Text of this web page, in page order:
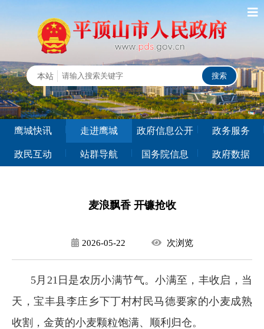
鹰城快讯 走进鹰城 政府信息公开 政务服务
政民互动 站群导航 国务院信息 政府数据
麦浪飘香 开镰抢收
2026-05-22 次浏览
5月21日是农历小满节气。小满至，丰收启，当
天，宝丰县李庄乡下丁村村民马德要家的小麦成熟
收割，金黄的小麦颗粒饱满、顺利归仓。